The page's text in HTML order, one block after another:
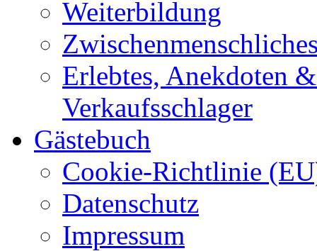
Weiterbildung
Erlebtes, Anekdoten
Verkaufsschlager
Gästebuch
Cookie-Richtlinie
Datenschutz
Impressum